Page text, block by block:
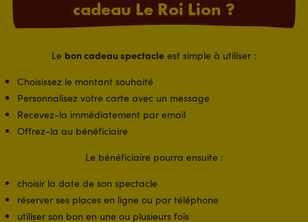
cadeau Le Roi Lion ?
Le bon cadeau spectacle est simple à utiliser :
Choisissez le montant souhaité
Personnalisez votre carte avec un message
Recevez-la immédiatement par email
Offrez-la au bénéficiaire
Le bénéficiaire pourra ensuite :
choisir la date de son spectacle
réserver ses places en ligne ou par téléphone
utiliser son bon en une ou plusieurs fois